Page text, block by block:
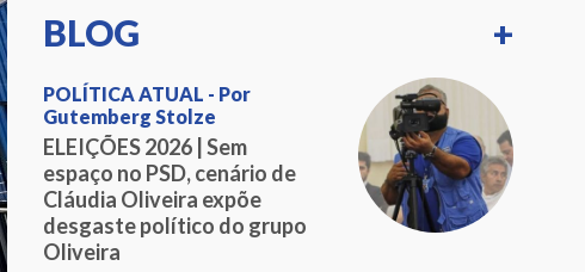
BLOG +
POLÍTICA ATUAL - Por
Gutemberg Stolze
ELEIÇÕES 2026 | Sem
espaço no PSD, cenário de
Cláudia Oliveira expõe
desgaste político do grupo
Oliveira